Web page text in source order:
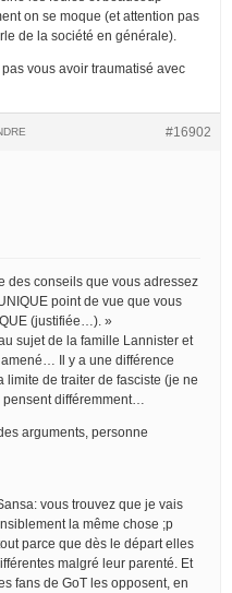
on se moque (et attention pas
de la société en générale).
vous avoir traumatisé avec
#16902
des conseils que vous adressez
point de vue que vous
(justifiée…). »
sujet de la famille Lannister et
Il y a une différence
limite de traiter de fasciste (je ne
différemment…
arguments, personne
vous trouvez que je vais
la même chose ;p
parce que dès le départ elles
malgré leur parenté. Et
fans de GoT les opposent, en